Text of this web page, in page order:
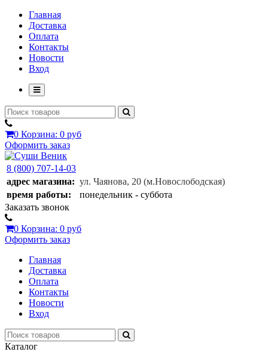
Главная
Доставка
Оплата
Контакты
Новости
Вход
0 Корзина: 0 руб
Оформить заказ
8 (800) 707-14-03
адрес магазина: ул. Чаянова, 20 (м.Новослободская)
время работы:
понедельник - суббота
Заказать звонок
0 Корзина: 0 руб
Оформить заказ
Главная
Доставка
Оплата
Контакты
Новости
Вход
Каталог